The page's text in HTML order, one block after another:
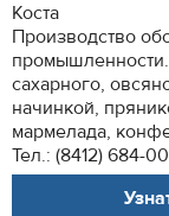
Коста
Производство
сахарного,
начинкой,
мармелада,
Тел.: (8412) 684-